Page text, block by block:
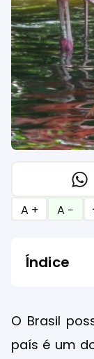
A + A −
Índice
O Brasil
país é um